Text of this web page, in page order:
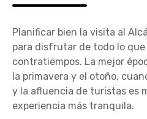
Planificar bien la visita al
para disfrutar de todo lo
contratiempos. La mejor
la primavera y el otoño,
y la afluencia de turistas es
experiencia más tranquila.